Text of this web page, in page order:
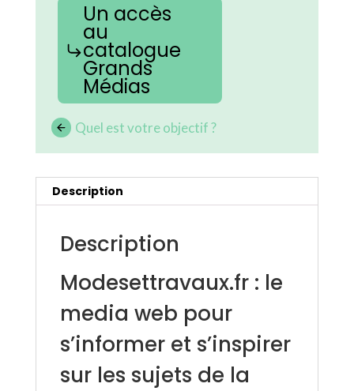
Un accès
au
catalogue
Grands
Médias
Quel est votre objectif ?
Description
Description
Modesettravaux.fr : le
media web pour
s’informer et s’inspirer
sur les sujets de la